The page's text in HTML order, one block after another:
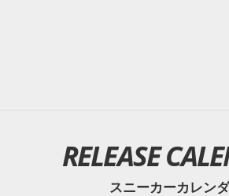
RELEASE
スニーカーカレン